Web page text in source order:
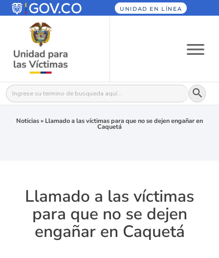
UNIDAD EN LÍNEA
Buscar: Botón
Noticias» Llamado a las víctimas para que no se dejen engañar en
Caquetá
Llamado a las víctimas
para que no se dejen
engañar en Caquetá